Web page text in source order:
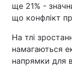
ще 21% -
що конфлікт
На тлі
намагаються
напрямки для